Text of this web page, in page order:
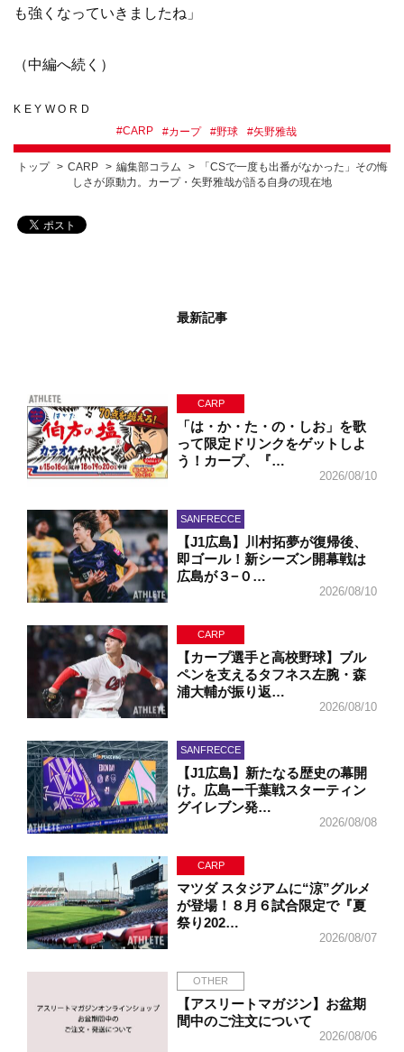
も強くなっていきましたね」
（中編へ続く）
KEYWORD
#CARP #カープ #野球 #矢野雅哉
トップ CARP 編集部コラム
「CSで一度も出番がなかった」その悔
しさが原動力。カープ・矢野雅哉が語る自身の現在地
最新記事
CARP
「は・か・た・の・しお」を歌
って限定ドリンクをゲットしよ
う！カープ、『…
2026/08/10
SANFRECCE
【J1広島】川村拓夢が復帰後、
即ゴール！新シーズン開幕戦は
広島が３−０…
2026/08/10
CARP
【カープ選手と高校野球】ブル
ペンを支えるタフネス左腕・森
浦大輔が振り返…
2026/08/10
SANFRECCE
【J1広島】新たなる歴史の幕開
け。広島ー千葉戦スターティン
グイレブン発…
2026/08/08
CARP
マツダ スタジアムに“涼”グルメ
が登場！８月６試合限定で『夏
祭り202…
2026/08/07
OTHER
【アスリートマガジン】お盆期
間中のご注文について
2026/08/06